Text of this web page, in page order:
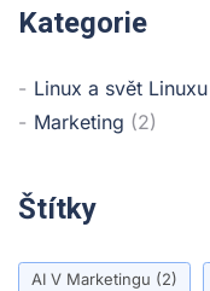
Kategorie
Linux a svět Linuxu
Marketing (2)
Štítky
AI V Marketingu (2)